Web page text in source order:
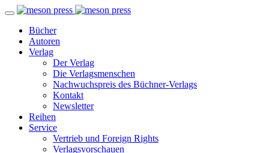
Bücher
Autoren
Verlag
Der Verlag
Die Verlagsmenschen
Nachwuchspreis des Büchner-Verlags
Kontakt
Newsletter
Reihen
Service
Vertrieb und Foreign Rights
Verlagsvorschauen